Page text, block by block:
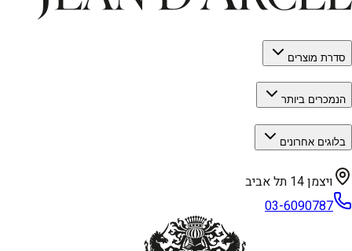
סדרת מוצרים
הנמכרים ביותר
בלוגים אחרונים
ויצמן 14 תל אביב
03-6090787